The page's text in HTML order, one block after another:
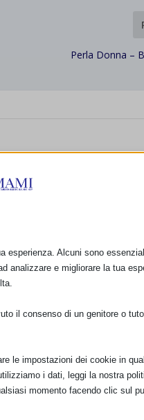
Perla Donna –
esperienza. Alcuni sono
analizzare e migliorare la tua
il consenso di un genitore o
le impostazioni dei cookie in
i dati, leggi la nostra
momento facendo clic sul